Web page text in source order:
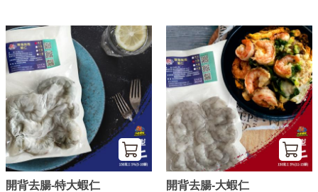
開背去腸-特大蝦仁
開背去腸-大蝦仁